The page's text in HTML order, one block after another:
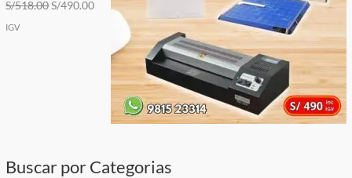
S/518.00S/490.00
IGV
Buscar por Categorias